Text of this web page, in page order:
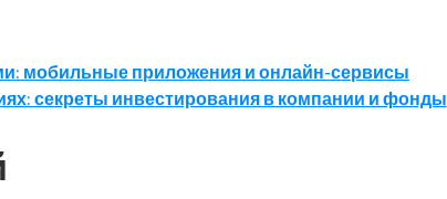
мобильные приложения и онлайн-сервисы
секреты инвестирования в компании и фонды